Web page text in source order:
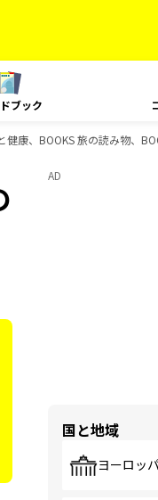
ブック
康、BOOKS 旅の読み物、
AD
国と地域
ヨーロッ